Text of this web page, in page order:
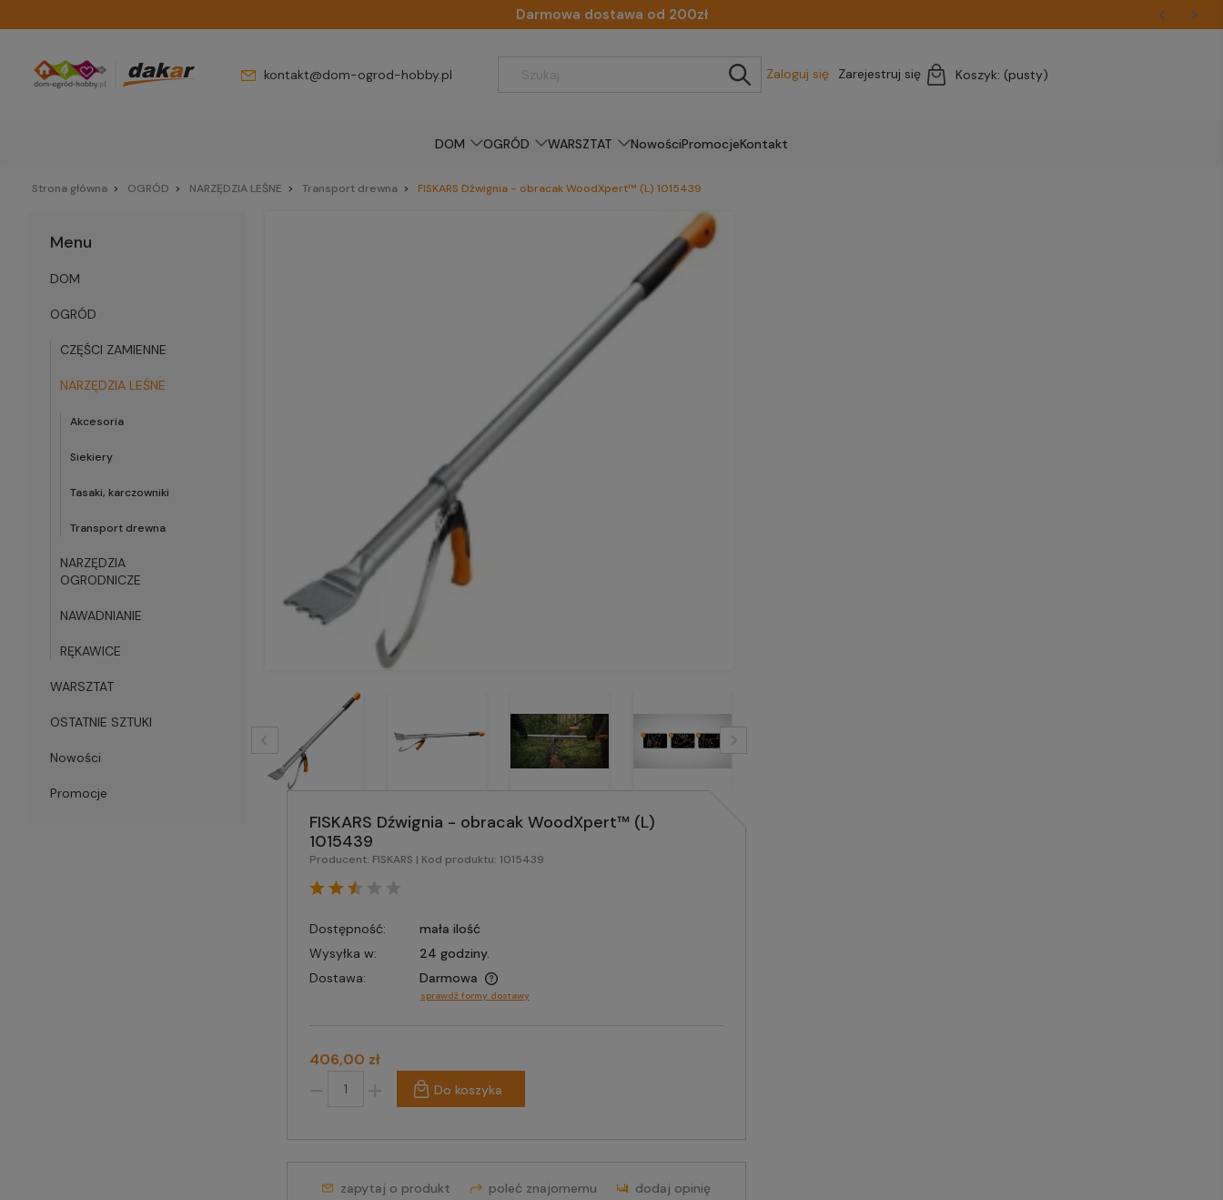
Darmowa dostawa od 200zł
kontakt@dom-ogrod-hobby.pl Zaloguj się Zarejestruj się Koszyk: (pusty)
DOM OGRÓD WARSZTAT NowościPromocjeKontakt
Strona główna OGRÓD NARZĘDZIA LEŚNE Transport drewna FISKARS Dźwignia - obracak WoodXpert™ (L) 1015439
Menu
DOM
OGRÓD
CZĘŚCI ZAMIENNE
NARZĘDZIA LEŚNE
Akcesoria
Siekiery
Tasaki, karczowniki
Transport drewna
NARZĘDZIA
OGRODNICZE
NAWADNIANIE
RĘKAWICE
WARSZTAT
OSTATNIE SZTUKI
Nowości
Promocje
FISKARS Dźwignia - obracak WoodXpert™ (L)
1015439
Producent: FISKARS | Kod produktu: 1015439
Dostępność:
mała ilość
Wysyłka w:
24 godziny.
Dostawa:
Darmowa
sprawdź formy dostawy
406,00 zł
Do koszyka
zapytaj o produkt poleć znajomemu dodaj opinię